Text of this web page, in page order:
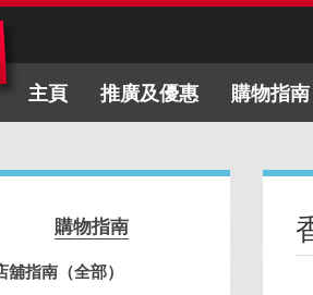
主頁 推廣及優惠 購物指南
購物指南
舖指南（全部）